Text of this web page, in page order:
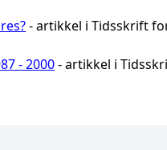
- artikkel i Tidsskrift
- 2000- artikkel i